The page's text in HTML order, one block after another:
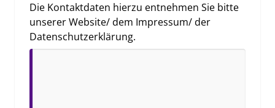
Die Kontaktdaten hierzu entnehmen Sie bitte
unserer Website/ dem Impressum/ der
Datenschutzerklärung.